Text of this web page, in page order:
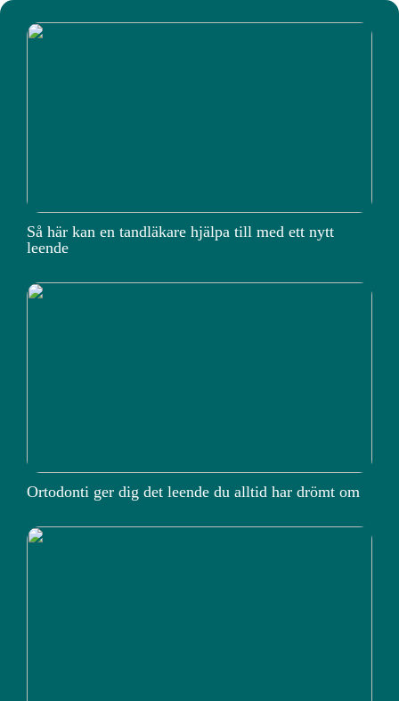
Så här kan en tandläkare hjälpa till med ett nytt
leende
Ortodonti ger dig det leende du alltid har drömt om